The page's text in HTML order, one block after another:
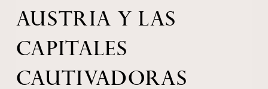
AUSTRIA Y LAS
CAPITALES
CAUTIVADORAS